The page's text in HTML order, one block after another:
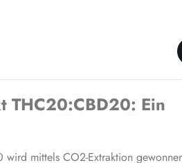
THC20:CBD20: Ein
mittels CO2-Extraktion